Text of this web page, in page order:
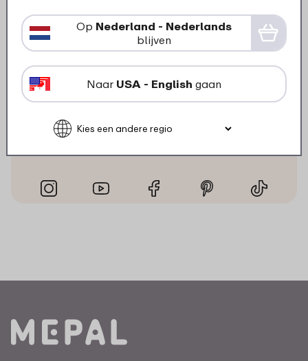
Volg ons
Ook op de sociale kanalen zijn we volop
Op Nederland - Nederlands
blijven
Naar USA - English gaan